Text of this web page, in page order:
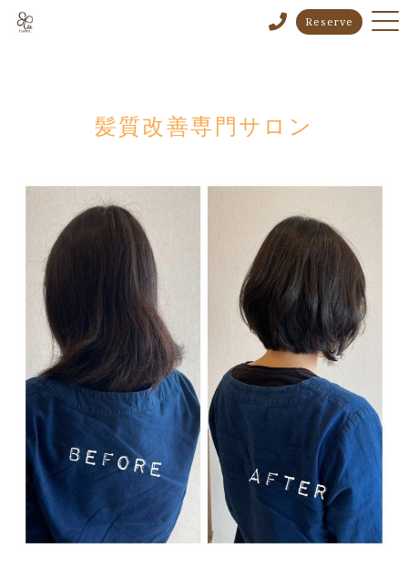
Reserve
髪質改善専門サロン